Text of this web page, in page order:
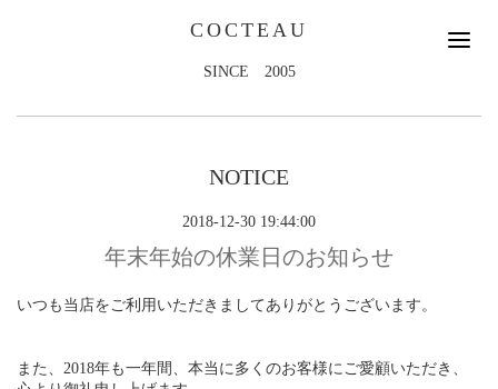
COCTEAU
SINCE 2005
NOTICE
2018-12-30 19:44:00
年末年始の休業日のお知らせ
いつも当店をご利用いただきましてありがとうございます。
また、2018年も一年間、本当に多くのお客様にご愛顧いただき、